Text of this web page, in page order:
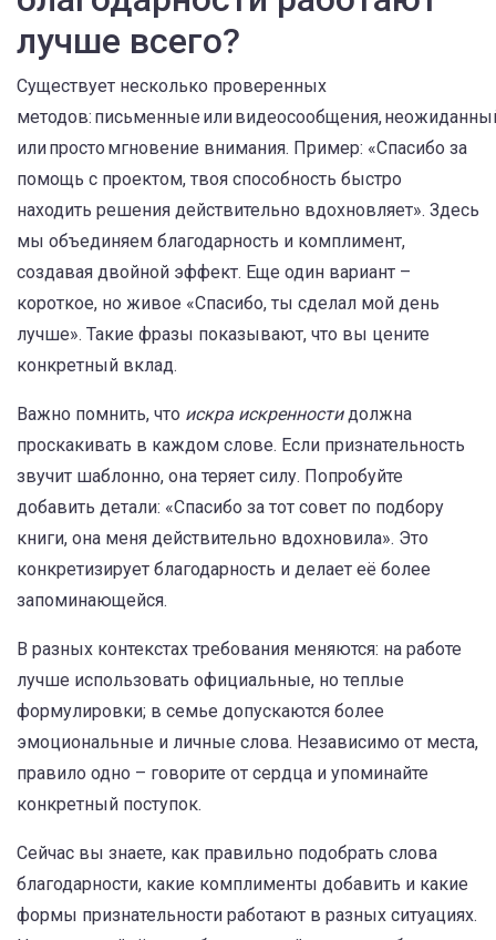
лучше всего?
Существует несколько проверенных
методов: письменные или видеосообщения,
или просто мгновение внимания. Пример: «Спасибо за
помощь с проектом, твоя способность быстро
находить решения действительно вдохновляет». Здесь
мы объединяем благодарность и комплимент,
создавая двойной эффект. Еще один вариант –
короткое, но живое «Спасибо, ты сделал мой день
лучше». Такие фразы показывают, что вы цените
конкретный вклад.
Важно помнить, что искра искренностидолжна
проскакивать в каждом слове. Если признательность
звучит шаблонно, она теряет силу. Попробуйте
добавить детали: «Спасибо за тот совет по подбору
книги, она меня действительно вдохновила». Это
конкретизирует благодарность и делает её более
запоминающейся.
В разных контекстах требования меняются: на работе
лучше использовать официальные, но теплые
формулировки; в семье допускаются более
эмоциональные и личные слова. Независимо от места,
правило одно – говорите от сердца и упоминайте
конкретный поступок.
Сейчас вы знаете, как правильно подобрать слова
благодарности, какие комплименты добавить и какие
формы признательности работают в разных ситуациях.